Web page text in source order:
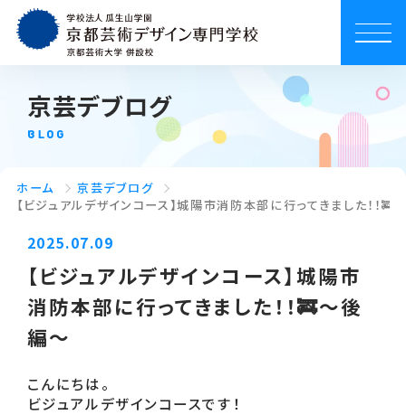
京芸デブログ
BLOG
ホーム
京芸デブログ
【ビジュアルデザインコース】城陽市消防本部に行ってきました！！🚒
2025.07.09
【ビジュアルデザインコース】城陽市
消防本部に行ってきました！！🚒〜後
編〜
こんにちは。
ビジュアルデザインコースです！